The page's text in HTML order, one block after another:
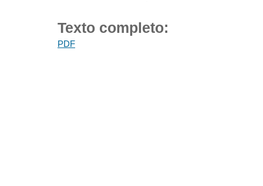
Texto completo:
PDF